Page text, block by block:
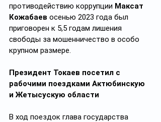
противодействию коррупции Максат
Кожабаев осенью 2023 года был
приговорен к 5,5 годам лишения
свободы за мошенничество в особо
крупном размере.
Президент Токаев посетил с
рабочими поездками Актюбинскую
и Жетысускую области
В ход поездок глава государства